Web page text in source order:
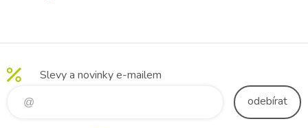
Slevy a novinky e-mailem
odebírat